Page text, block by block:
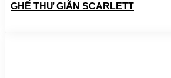
GHẾ THƯ GIÃN SCARLETT